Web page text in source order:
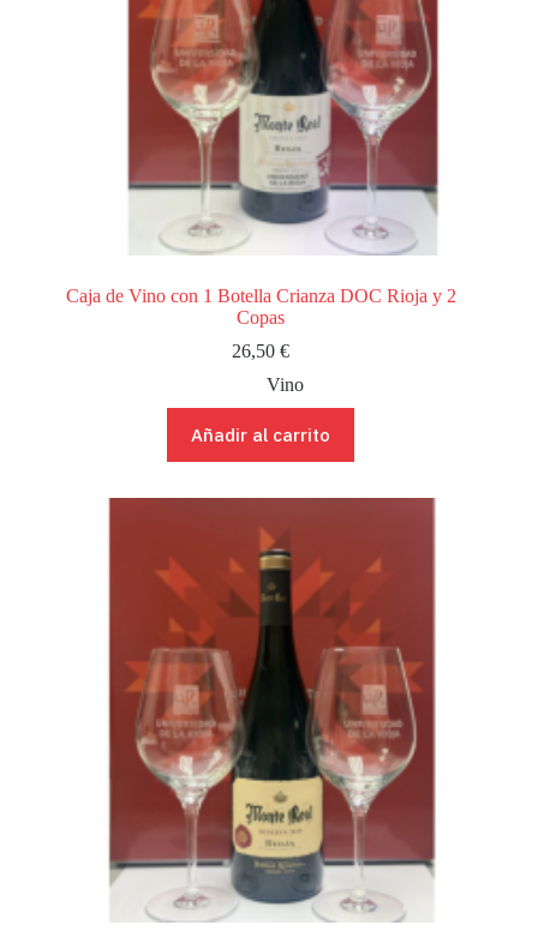
Caja de Vino con 1 Botella Crianza DOC Rioja y 2
Copas
26,50€
Vino
Añadir al carrito